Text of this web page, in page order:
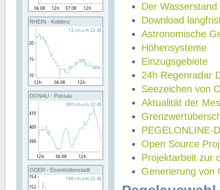
RHEIN - Koblenz
DONAU - Passau
ODER - Eisenhüttenstadt
Der Wasserstand
Download
Astronomische
Höhensysteme
Einzugsgebiete
24h Regenradar
Seezeichen von
Aktualität der
PEGELONLINE-
Open Source
Projektarbeit zur
Generierung von